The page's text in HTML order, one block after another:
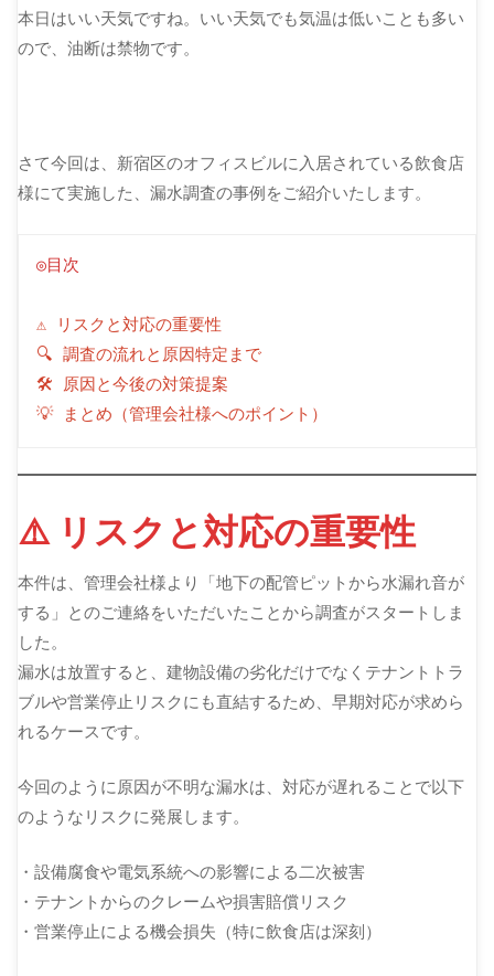
本日はいい天気ですね。いい天気でも気温は低いことも多い
ので、油断は禁物です。
さて今回は、新宿区のオフィスビルに入居されている飲食店
様にて実施した、漏水調査の事例をご紹介いたします。
◎目次
⚠️ リスクと対応の重要性
🔍 調査の流れと原因特定まで
🛠 原因と今後の対策提案
💡 まとめ（管理会社様へのポイント）
⚠️ リスクと対応の重要性
本件は、管理会社様より「地下の配管ピットから水漏れ音が
する」とのご連絡をいただいたことから調査がスタートしま
した。
漏水は放置すると、建物設備の劣化だけでなくテナントトラ
ブルや営業停止リスクにも直結するため、早期対応が求めら
れるケースです。
今回のように原因が不明な漏水は、対応が遅れることで以下
のようなリスクに発展します。
・設備腐食や電気系統への影響による二次被害
・テナントからのクレームや損害賠償リスク
・営業停止による機会損失（特に飲食店は深刻）